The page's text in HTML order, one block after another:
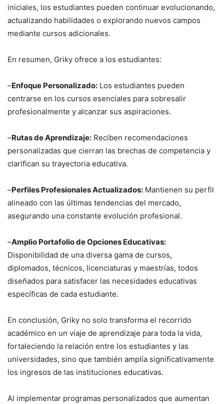
iniciales, los estudiantes pueden continuar evolucionando,
actualizando habilidades o explorando nuevos campos
mediante cursos adicionales.
En resumen, Griky ofrece a los estudiantes:
–Enfoque Personalizado: Los estudiantes pueden
centrarse en los cursos esenciales para sobresalir
profesionalmente y alcanzar sus aspiraciones.
–Rutas de Aprendizaje: Reciben recomendaciones
personalizadas que cierran las brechas de competencia y
clarifican su trayectoria educativa.
–Perfiles Profesionales Actualizados: Mantienen su perfil
alineado con las últimas tendencias del mercado,
asegurando una constante evolución profesional.
–Amplio Portafolio de Opciones Educativas:
Disponibilidad de una diversa gama de cursos,
diplomados, técnicos, licenciaturas y maestrías, todos
diseñados para satisfacer las necesidades educativas
específicas de cada estudiante.
En conclusión, Griky no solo transforma el recorrido
académico en un viaje de aprendizaje para toda la vida,
fortaleciendo la relación entre los estudiantes y las
universidades, sino que también amplía significativamente
los ingresos de las instituciones educativas.
Al implementar programas personalizados que aumentan